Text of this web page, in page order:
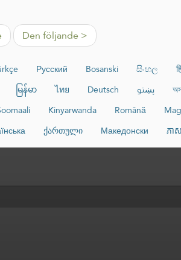
Den följande >
Русский Bosanski සිංහල
မြန်မာ ไทย Deutsch پښتو
Kinyarwanda Română
ქართული Македонски ភាស